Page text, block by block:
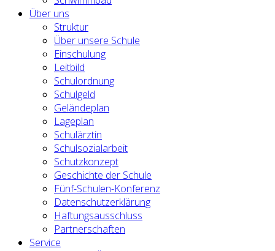
Über uns
Struktur
Über unsere Schule
Einschulung
Leitbild
Schulordnung
Schulgeld
Geländeplan
Lageplan
Schulärztin
Schulsozialarbeit
Schutzkonzept
Geschichte der Schule
Fünf-Schulen-Konferenz
Datenschutzerklärung
Haftungsausschluss
Partnerschaften
Service